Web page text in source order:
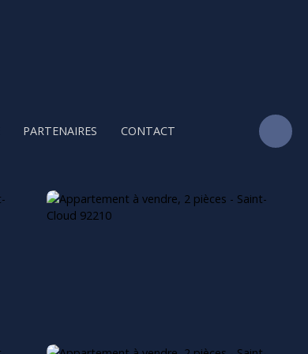
PARTENAIRES CONTACT